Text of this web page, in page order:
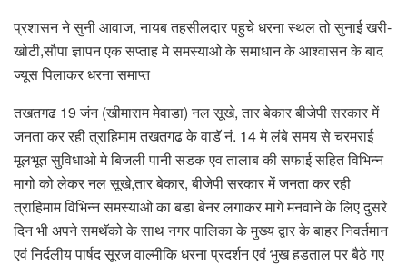
प्रशासन ने सुनी आवाज, नायब तहसीलदार पहुचे धरना स्थल तो सुनाई खरी-
खोटी,सौपा ज्ञापन एक सप्ताह मे समस्याओ के समाधान के आश्वासन के बाद
ज्यूस पिलाकर धरना समाप्त
तखतगढ 19 जंन (खीमाराम मेवाडा) नल सूखे, तार बेकार बीजेपी सरकार में
जनता कर रही त्राहिमाम तखतगढ के वाडॅ नं. 14 मे लंबे समय से चरमराई
मूलभूत सुविधाओ मे बिजली पानी सडक एव तालाब की सफाई सहित विभिन्न
मागो को लेकर नल सूखे,तार बेकार, बीजेपी सरकार में जनता कर रही
त्राहिमाम विभिन्न समस्याओ का बडा बेनर लगाकर मागे मनवाने के लिए दुसरे
दिन भी अपने समथॅको के साथ नगर पालिका के मुख्य द्वार के बाहर निवर्तमान
एवं निर्दलीय पार्षद सूरज वाल्मीकि धरना प्रदर्शन एवं भुख हडताल पर बैठे गए